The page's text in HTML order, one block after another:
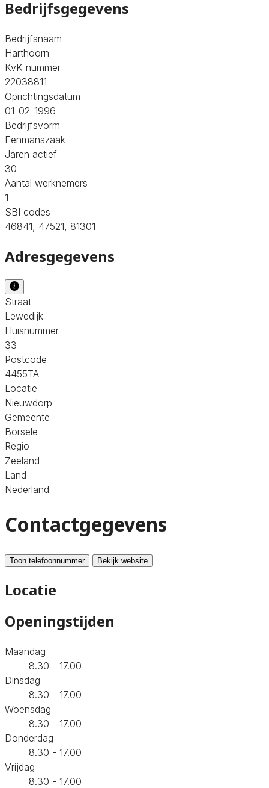
Bedrijfsgegevens
Bedrijfsnaam
Harthoorn
KvK nummer
22038811
Oprichtingsdatum
01-02-1996
Bedrijfsvorm
Eenmanszaak
Jaren actief
30
Aantal werknemers
1
SBI codes
46841, 47521, 81301
Adresgegevens
Straat
Lewedijk
Huisnummer
33
Postcode
4455TA
Locatie
Nieuwdorp
Gemeente
Borsele
Regio
Zeeland
Land
Nederland
Contactgegevens
Toon telefoonnummer Bekijk website
Locatie
Openingstijden
Maandag
8.30 - 17.00
Dinsdag
8.30 - 17.00
Woensdag
8.30 - 17.00
Donderdag
8.30 - 17.00
Vrijdag
8.30 - 17.00